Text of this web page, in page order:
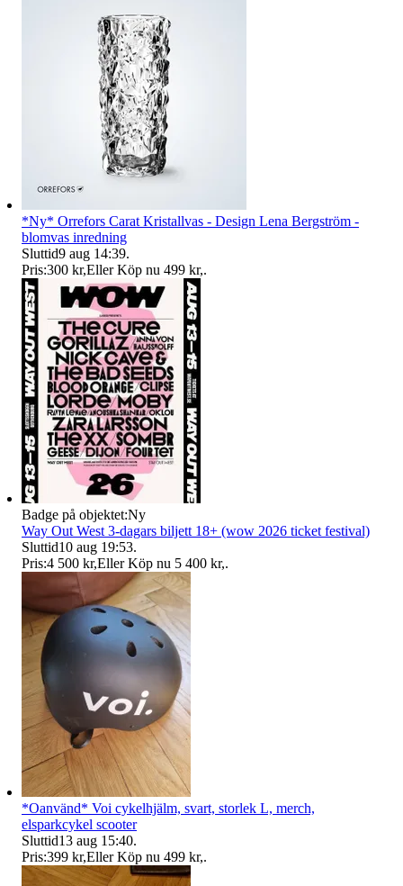
*Ny* Orrefors Carat Kristallvas - Design Lena Bergström -
blomvas inredning
Sluttid9 aug 14:39.
Pris:300 kr,Eller Köp nu 499 kr,.
Badge på objektet:Ny
Way Out West 3-dagars biljett 18+ (wow 2026 ticket festival)
Sluttid10 aug 19:53.
Pris:4 500 kr,Eller Köp nu 5 400 kr,.
*Oanvänd* Voi cykelhjälm, svart, storlek L, merch,
elsparkcykel scooter
Sluttid13 aug 15:40.
Pris:399 kr,Eller Köp nu 499 kr,.